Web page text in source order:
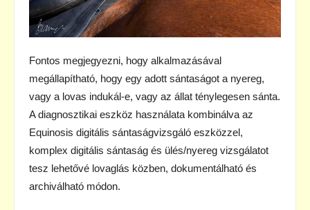
Fontos megjegyezni, hogy alkalmazásával
megállapítható, hogy egy adott sántaságot a nyereg,
vagy a lovas indukál-e, vagy az állat ténylegesen sánta.
A diagnosztikai eszköz használata kombinálva az
Equinosis digitális sántaságvizsgáló eszközzel,
komplex digitális sántaság és ülés/nyereg vizsgálatot
tesz lehetővé lovaglás közben, dokumentálható és
archiválható módon.